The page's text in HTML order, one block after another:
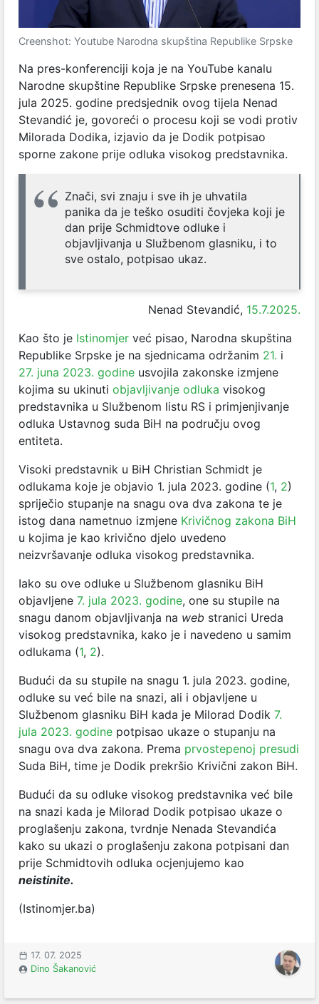
Creenshot: Youtube Narodna skupština Republike Srpske
Na pres-konferenciji koja je na YouTube kanalu
Narodne skupštine Republike Srpske prenesena 15.
jula 2025. godine predsjednik ovog tijela Nenad
Stevandić je, govoreći o procesu koji se vodi protiv
Milorada Dodika, izjavio da je Dodik potpisao
sporne zakone prije odluka visokog predstavnika.
Znači, svi znaju i sve ih je uhvatila
panika da je teško osuditi čovjeka koji je
dan prije Schmidtove odluke i
objavljivanja u Službenom glasniku, i to
sve ostalo, potpisao ukaz.
Nenad Stevandić, 15.7.2025.
Kao što je Istinomjer već pisao, Narodna skupština
Republike Srpske je na sjednicama održanim 21. i
27. juna 2023. godine usvojila zakonske izmjene
kojima su ukinuti objavljivanje odluka visokog
predstavnika u Službenom listu RS i primjenjivanje
odluka Ustavnog suda BiH na području ovog
entiteta.
Visoki predstavnik u BiH Christian Schmidt je
odlukama koje je objavio 1. jula 2023. godine (1, 2)
spriječio stupanje na snagu ova dva zakona te je
istog dana nametnuo izmjene Krivičnog zakona BiH
u kojima je kao krivično djelo uvedeno
neizvršavanje odluka visokog predstavnika.
Iako su ove odluke u Službenom glasniku BiH
objavljene 7. jula 2023. godine, one su stupile na
snagu danom objavljivanja na web stranici Ureda
visokog predstavnika, kako je i navedeno u samim
odlukama (1, 2).
Budući da su stupile na snagu 1. jula 2023. godine,
odluke su već bile na snazi, ali i objavljene u
Službenom glasniku BiH kada je Milorad Dodik 7.
jula 2023. godine potpisao ukaze o stupanju na
snagu ova dva zakona. Prema prvostepenoj presudi
Suda BiH, time je Dodik prekršio Krivični zakon BiH.
Budući da su odluke visokog predstavnika već bile
na snazi kada je Milorad Dodik potpisao ukaze o
proglašenju zakona, tvrdnje Nenada Stevandića
kako su ukazi o proglašenju zakona potpisani dan
prije Schmidtovih odluka ocjenjujemo kao
neistinite.
(Istinomjer.ba)
17. 07. 2025
Dino Šakanović